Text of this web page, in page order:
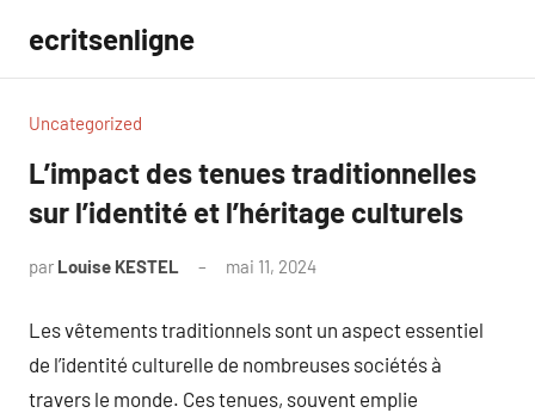
contenu
ecritsenligne
Uncategorized
L’impact des tenues traditionnelles
sur l’identité et l’héritage culturels
par Louise KESTEL mai 11, 2024
Les vêtements traditionnels sont un aspect essentiel
de l’identité culturelle de nombreuses sociétés à
travers le monde. Ces tenues, souvent emplie